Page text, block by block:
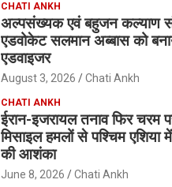
CHATI ANKH
अल्पसंख्यक एवं बहुजन कल्याण
एडवोकेट सलमान अब्बास को
एडवाइजर
August 3, 2026 Chati Ankh
CHATI ANKH
ईरान-इजरायल तनाव फिर चरम
मिसाइल हमलों से पश्चिम एशिया
की आशंका
June 8, 2026 Chati Ankh